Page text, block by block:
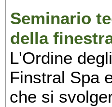
Seminario
della
L'Ordine
Finstral Spa
che si